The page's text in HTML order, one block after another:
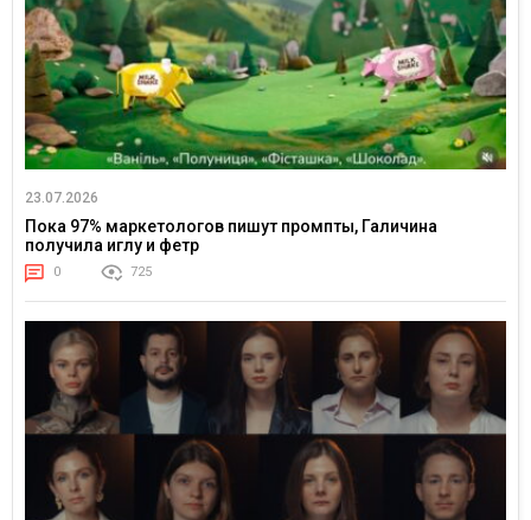
23.07.2026
Пока 97% маркетологов пишут промпты, Галичина
получила иглу и фетр
0 725